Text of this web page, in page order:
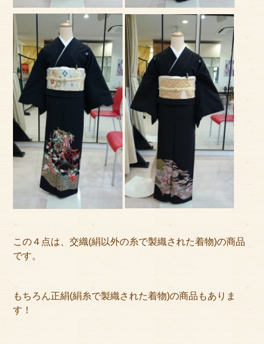
この４点は、交織(絹以外の糸で製織された着物)の商品
です。
もちろん正絹(絹糸で製織された着物)の商品もありま
す！